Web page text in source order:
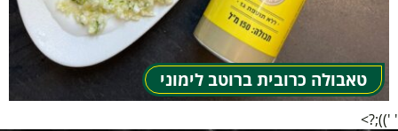
טאבולה כרובית ברוטב לימוני
' '));?>